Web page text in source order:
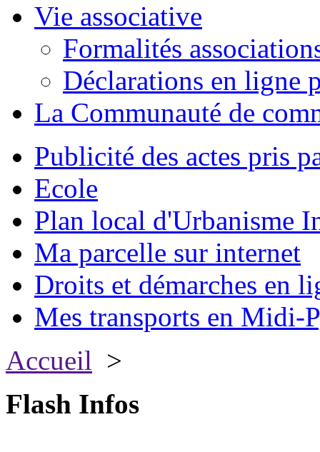
Vie associative
Formalités
Déclarations en ligne
La Communauté de
Publicité des actes pris
Ecole
Plan local d'Urbanisme
Ma parcelle sur internet
Droits et démarches en
Mes transports en Midi-
Accueil >
Flash Infos